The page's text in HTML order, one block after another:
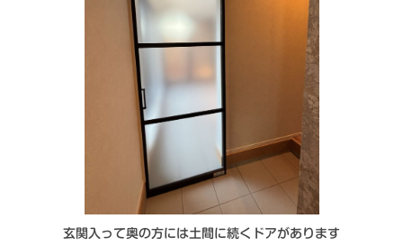
玄関入って奥の方には土間に続くドアがあります